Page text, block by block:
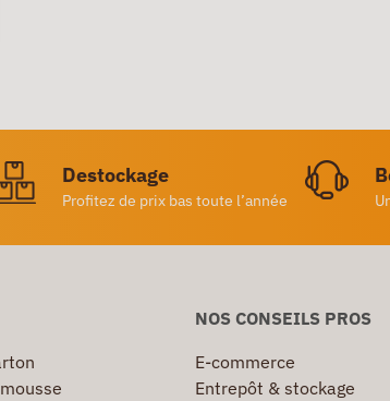
Destockage
Profitez de prix bas toute l’année
NOS CONSEILS PROS
E-commerce
Entrepôt & stockage